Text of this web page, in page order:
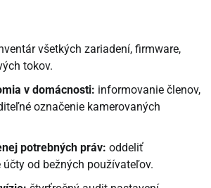
všetkých zariadení, firmware,
tokov.
v domácnosti: informovanie členov,
označenie kamerovaných
potrebných práv: oddeliť
od bežných používateľov.